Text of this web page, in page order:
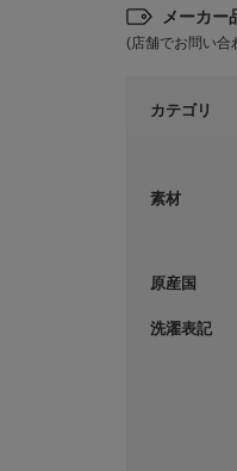
メーカー
(店舗でお問い合
カテゴリ
素材
原産国
洗濯表記